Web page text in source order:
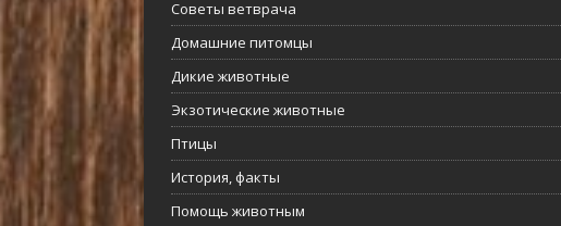
Советы ветврача
Домашние питомцы
Дикие животные
Экзотические животные
Птицы
История, факты
Помощь животным